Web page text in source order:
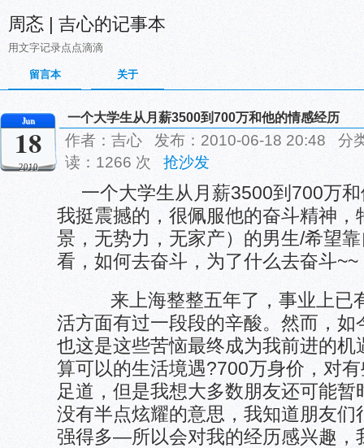
周忞 | 吉心的记事本
用文字记录点点滴滴
留言本 关于
Jun
18
2010
一个大学生从月薪3500到700万和他的情感经历
作者：吉心 发布：2010-06-18 20:48 分
读：1266 次 抢沙发
一个大学生从月薪3500到700万
我挺震撼的，很佩服他的奋斗精神，
景，无势力，无家产）的男生/希望
看，如何去奋斗，为了什么去奋斗
来上海整整五年了，事业上已
活方面有过一段段的辛酸。然而，如
也这是这些苦恼最终成为我前进的机
算可以的生活境遇?700万身价，对
足道，但是我想大多数朋友还可能
没有半点炫耀的意思，我知道朋友们
强得多—所以会对我的经历感兴趣，